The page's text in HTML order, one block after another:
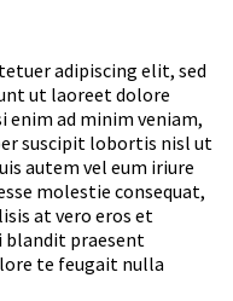
adipiscing elit, sed
ut laoreet dolore
enim ad minim veniam,
suscipit lobortis nisl ut
autem vel eum iriure
molestie consequat,
at vero eros et
blandit praesent
te feugait nulla